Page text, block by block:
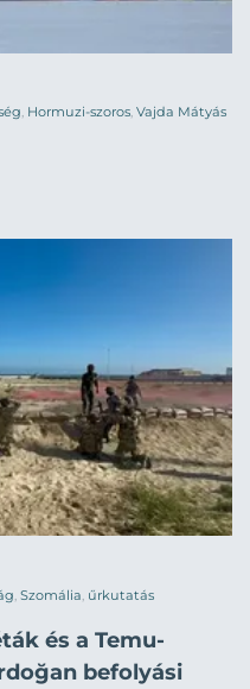
, Hormuzi-szoros, Vajda Mátyás
Szomália űrkutatás
és a Temu-
befolyási